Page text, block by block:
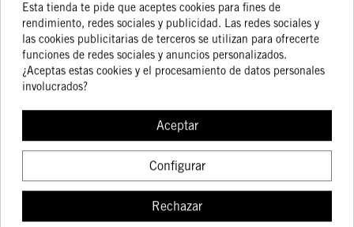
Pistón
Talla I
263,96 €
224,37 €
I CPL.
350
233,29 €
198,29 €
COMPRAR
Pistón
298,20 €
253,47 €
Pistón
Tam. II
329,48 €
280,06 €
Esta tienda te pide que aceptes cookies para fines de
rendimiento, redes sociales y publicidad. Las redes sociales y
las cookies publicitarias de terceros se utilizan para ofrecerte
funciones de redes sociales y anuncios personalizados.
¿Aceptas estas cookies y el procesamiento de datos personales
involucrados?
Aceptar
Configurar
Rechazar